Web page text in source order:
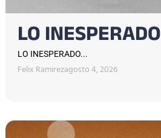
LO INESPERADO
LO INESPERADO...
Felix Ramirezagosto 4, 2026